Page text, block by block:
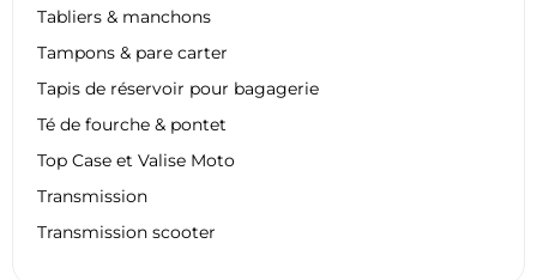
Tabliers & manchons
Tampons & pare carter
Tapis de réservoir pour bagagerie
Té de fourche & pontet
Top Case et Valise Moto
Transmission
Transmission scooter